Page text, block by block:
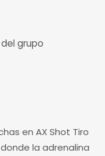
grupo
en AX Shot Tiro
la adrenalina